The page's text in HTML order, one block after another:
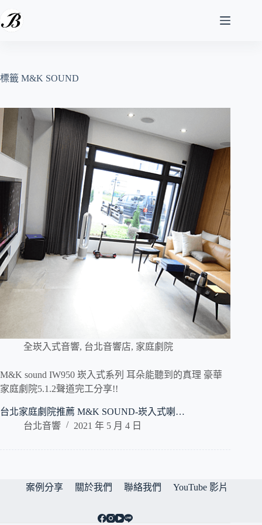
至
容
標籤 M&K SOUND
全崁入式音響, 台北音響店, 家庭劇院
M&K sound IW950 崁入式系列 耳朵能聽到的真理 豪華
家庭劇院5.1.2聲道完工分享!!
台北家庭劇院推薦 M&K SOUND-崁入式喇…
台北音響
2021 年 5 月 4 日
案例分享 關於我們 聯絡我們 YouTube 影片